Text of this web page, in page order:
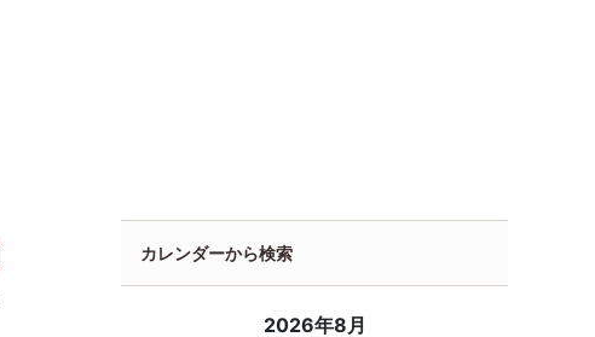
カレンダーから検索
2026年8月